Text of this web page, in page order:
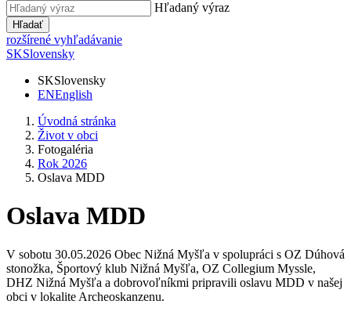
Hľadaný výraz
Hľadať
rozšírené vyhľadávanie
SKSlovensky
SKSlovensky
ENEnglish
Úvodná stránka
Život v obci
Fotogaléria
Rok 2026
Oslava MDD
Oslava MDD
V sobotu 30.05.2026 Obec Nižná Myšľa v spolupráci s OZ Dúhová
stonožka, Športový klub Nižná Myšľa, OZ Collegium Myssle,
DHZ Nižná Myšľa a dobrovoľníkmi pripravili oslavu MDD v našej
obci v lokalite Archeoskanzenu.